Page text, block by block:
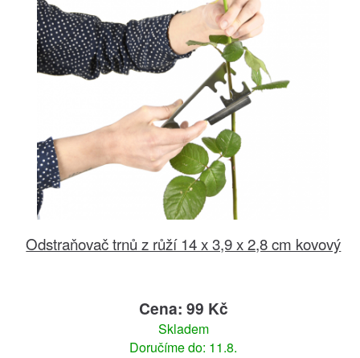
Odstraňovač trnů z růží 14 x 3,9 x 2,8 cm kovový
Cena: 99 Kč
Skladem
Doručíme do: 11.8.